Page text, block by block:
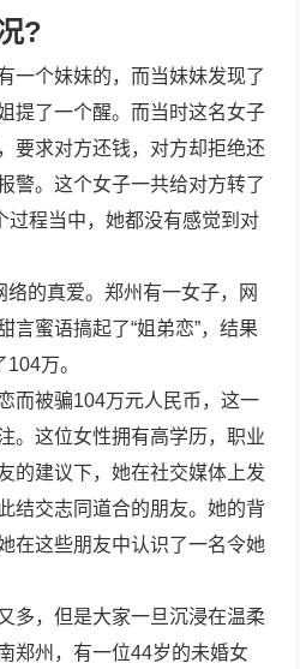
?
一个妹妹的，而当妹妹发现了
提了一个醒。而当时这名女子
要求对方还钱，对方却拒绝还
警。这个女子一共给对方转了
过程当中，她都没有感觉到对
络的真爱。郑州有一女子，网
言蜜语搞起了“姐弟恋”，结果
万。
而被骗104万元人民币，这一
。这位女性拥有高学历，职业
的建议下，她在社交媒体上发
结交志同道合的朋友。她的背
在这些朋友中认识了一名令她
多，但是大家一旦沉浸在温柔
郑州，有一位44岁的未婚女